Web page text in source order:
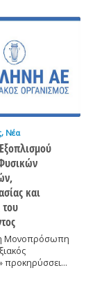
, Νέα
και
του
Μονοπρόσωπη
προκηρύσσει…